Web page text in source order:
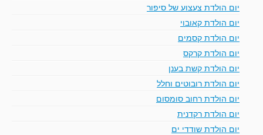
יום הולדת צעצוע של סיפור
יום הולדת קאובוי
יום הולדת קסמים
יום הולדת קרקס
יום הולדת קשת בענן
יום הולדת רובוטים וחלל
יום הולדת רחוב סומסום
יום הולדת רקדנית
יום הולדת שודדי ים